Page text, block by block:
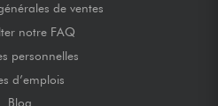
de ventes
notre FAQ
personnelles
d’emplois
Blog